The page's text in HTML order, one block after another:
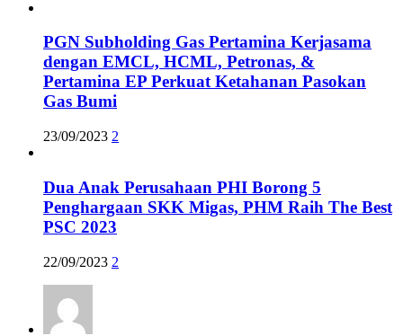
PGN Subholding Gas Pertamina Kerjasama
dengan EMCL, HCML, Petronas, &
Pertamina EP Perkuat Ketahanan Pasokan
Gas Bumi
23/09/2023 2
Dua Anak Perusahaan PHI Borong 5
Penghargaan SKK Migas, PHM Raih The Best
PSC 2023
22/09/2023 2